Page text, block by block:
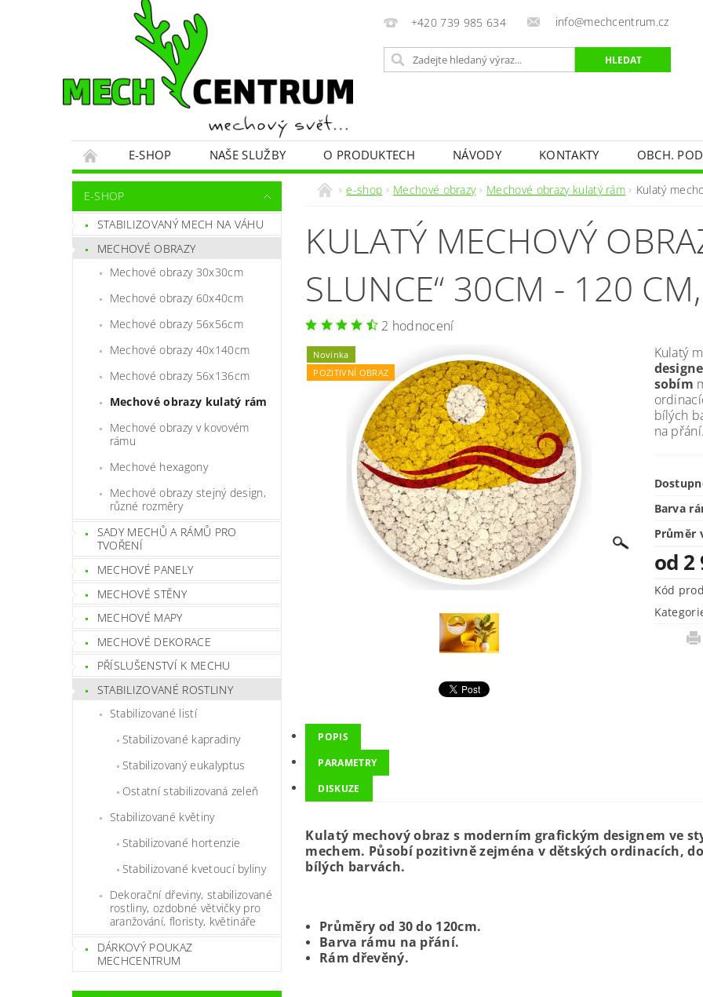
+420 739 985 634 info@mechcentrum.cz
E-SHOP NAŠE SLUŽBY O PRODUKTECH NÁVODY KONTAKTY OBCH.
E-SHOP
STABILIZOVANÝ MECH NA VÁHU
MECHOVÉ OBRAZY
Mechové obrazy 30x30cm
Mechové obrazy 60x40cm
Mechové obrazy 56x56cm
Mechové obrazy 40x140cm
Mechové obrazy 56x136cm
Mechové obrazy kulatý rám
Mechové obrazy v kovovém
rámu
Mechové hexagony
Mechové obrazy stejný design,
různé rozměry
SADY MECHŮ A RÁMŮ PRO
TVOŘENÍ
MECHOVÉ PANELY
MECHOVÉ STĚNY
MECHOVÉ MAPY
MECHOVÉ DEKORACE
PŘÍSLUŠENSTVÍ K MECHU
STABILIZOVANÉ ROSTLINY
Stabilizované listí
Stabilizované kapradiny
Stabilizovaný eukalyptus
Ostatní stabilizovaná zeleň
Stabilizované květiny
Stabilizované hortenzie
Stabilizované kvetoucí byliny
Dekorační dřeviny, stabilizované
rostliny, ozdobné větvičky pro
aranžování, floristy, květináře
DÁRKOVÝ POUKAZ
MECHCENTRUM
e-shop Mechové obrazy Mechové obrazy kulatý rám Kulatý
KULATÝ MECHOVÝ
SLUNCE“ 30CM - 120
2 hodnocení
Novinka
POZITIVNÍ OBRAZ
Kulatý
sobím
bílých
na přání.
Barva
Průměr
od 2
Kód
POPIS
PARAMETRY
DISKUZE
Kulatý mechový obraz s moderním grafickým designem ve
mechem. Působí pozitivně zejména v dětských ordinacích,
bílých barvách.
Průměry od 30 do 120cm.
Barva rámu na přání.
Rám dřevěný.